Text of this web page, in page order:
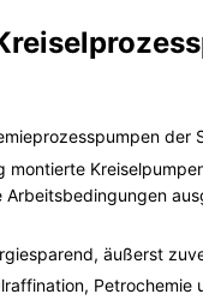
Arbeitsbedingungen
äußerst